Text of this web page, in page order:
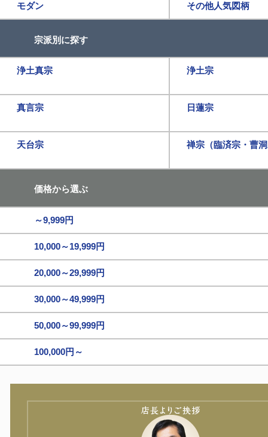
モダン その他人気図柄
宗派別に探す
浄土真宗 浄土宗
真言宗 日蓮宗
天台宗 禅宗（臨済宗・曹
価格から選ぶ
～9,999円
10,000～19,999円
20,000～29,999円
30,000～49,999円
50,000～99,999円
100,000円～